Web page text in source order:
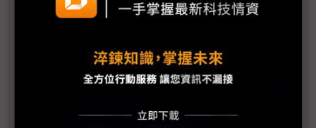
啟用數位化利器 持續繁衍智慧製造成果